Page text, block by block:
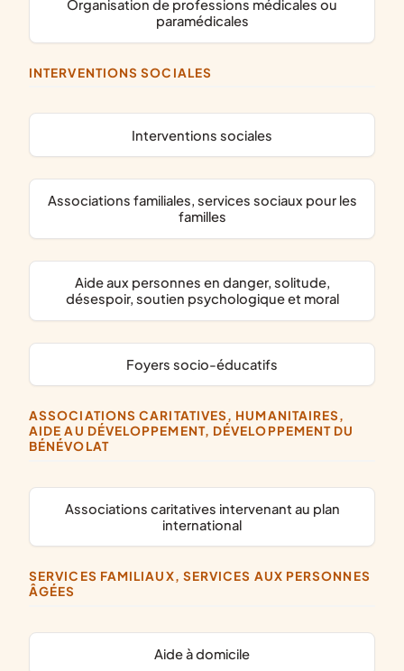
organisation de professions médicales ou
paramédicales
INTERVENTIONS SOCIALES
interventions sociales
associations familiales, services sociaux pour les
familles
aide aux personnes en danger, solitude,
désespoir, soutien psychologique et moral
foyers socio-éducatifs
ASSOCIATIONS CARITATIVES, HUMANITAIRES,
AIDE AU DÉVELOPPEMENT, DÉVELOPPEMENT DU
BÉNÉVOLAT
associations caritatives intervenant au plan
international
SERVICES FAMILIAUX, SERVICES AUX PERSONNES
ÂGÉES
aide à domicile